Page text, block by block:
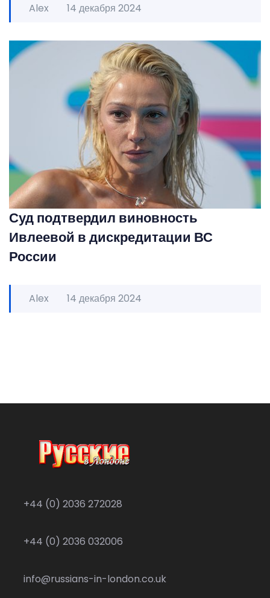
Alex 14 декабря 2024
Суд подтвердил виновность
Ивлеевой в дискредитации ВС
России
Alex 14 декабря 2024
+44 (0) 2036 272028
+44 (0) 2036 032006
info@russians-in-london.co.uk